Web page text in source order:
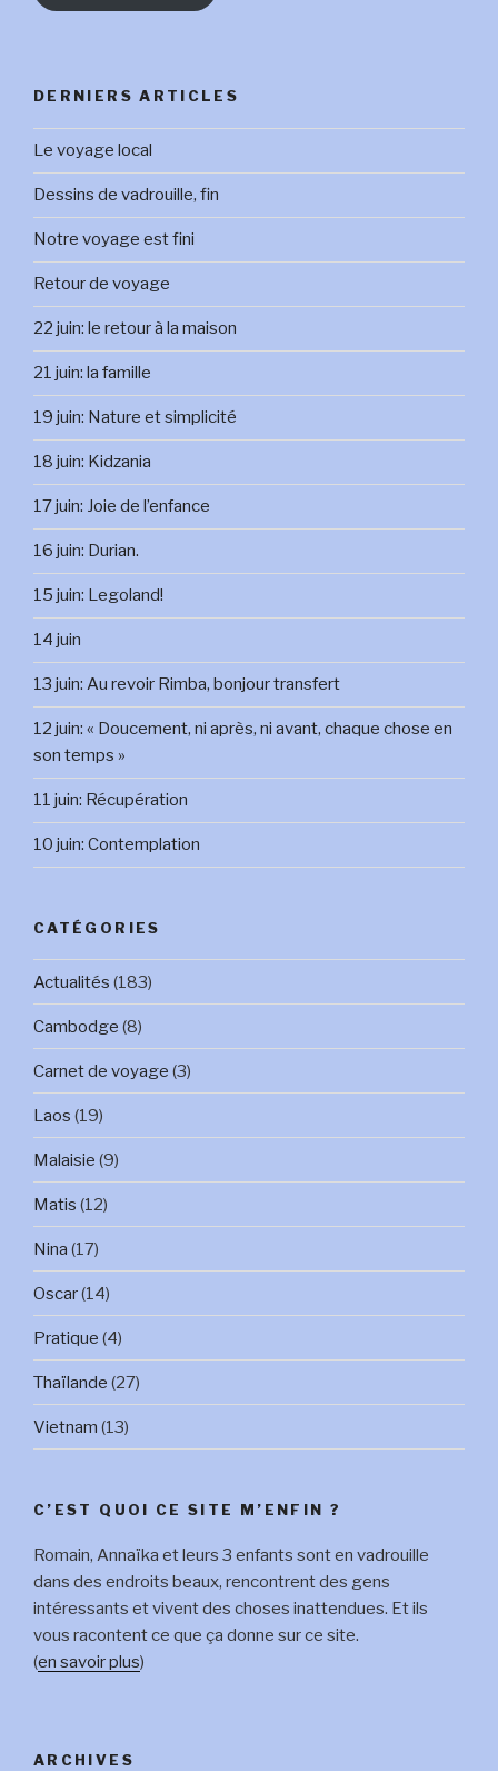
DERNIERS ARTICLES
Le voyage local
Dessins de vadrouille, fin
Notre voyage est fini
Retour de voyage
22 juin: le retour à la maison
21 juin: la famille
19 juin: Nature et simplicité
18 juin: Kidzania
17 juin: Joie de l’enfance
16 juin: Durian.
15 juin: Legoland!
14 juin
13 juin: Au revoir Rimba, bonjour transfert
12 juin: « Doucement, ni après, ni avant, chaque chose en
son temps »
11 juin: Récupération
10 juin: Contemplation
CATÉGORIES
Actualités (183)
Cambodge (8)
Carnet de voyage (3)
Laos (19)
Malaisie (9)
Matis (12)
Nina (17)
Oscar(14)
Pratique (4)
Thaïlande (27)
Vietnam (13)
C’EST QUOI CE SITE M’ENFIN ?
Romain, Annaïka et leurs 3 enfants sont en vadrouille
dans des endroits beaux, rencontrent des gens
intéressants et vivent des choses inattendues. Et ils
vous racontent ce que ça donne sur ce site.
(en savoir plus)
ARCHIVES